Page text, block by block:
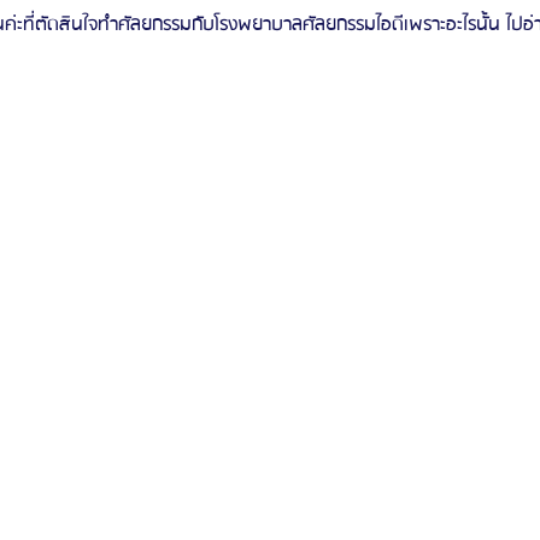
ตัดสินใจทำศัลยกรรมกับโรงพยาบาลศัลยกรรมไอดีเพราะอะไรนั้น ไปอ่